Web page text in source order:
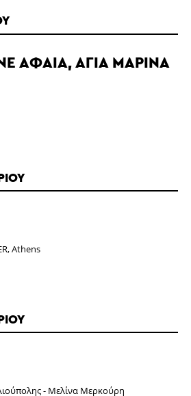
ΑΦΑΊΑ, ΑΓΊΑ ΜΑΡΊΝΑ
Athens
- Μελίνα Μερκούρη